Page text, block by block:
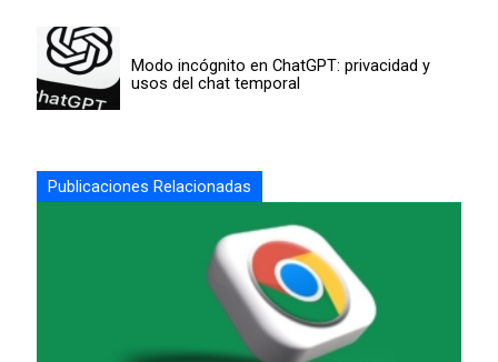
Modo incógnito en ChatGPT: privacidad y
usos del chat temporal
Publicaciones Relacionadas